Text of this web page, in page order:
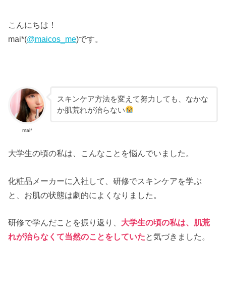
こんにちは！
mai*(@maicos_me)です。
mai*
スキンケア方法を変えて努力しても、なかな
か肌荒れが治らない
大学生の頃の私は、こんなことを悩んでいました。
化粧品メーカーに入社して、研修でスキンケアを学ぶ
と、お肌の状態は劇的によくなりました。
研修で学んだことを振り返り、 大学生の頃の私は、肌荒
れが治らなくて当然のことをしていたと気づきました。